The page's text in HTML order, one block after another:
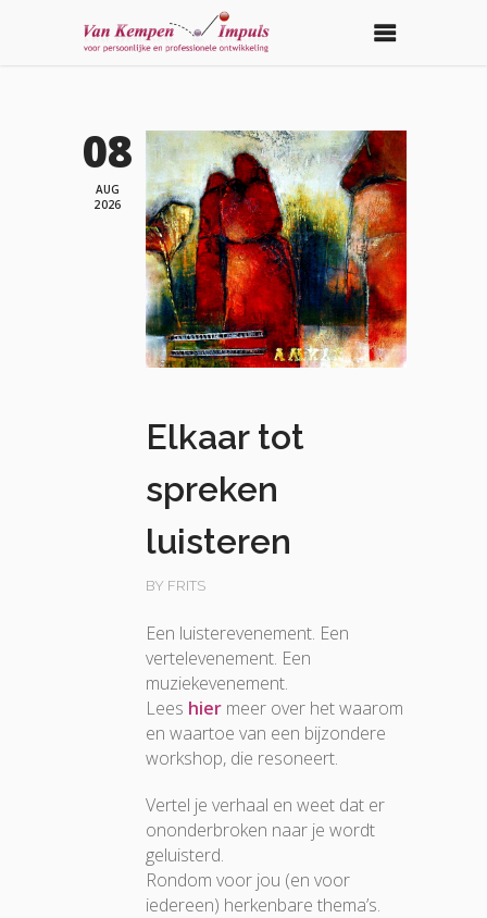
08
AUG
2026
Elkaar tot
spreken
luisteren
BY FRITS
Een luisterevenement. Een
vertelevenement. Een
muziekevenement.
Lees hier meer over het waarom
en waartoe van een bijzondere
workshop, die resoneert.
Vertel je verhaal en weet dat er
ononderbroken naar je wordt
geluisterd.
Rondom voor jou (en voor
iedereen) herkenbare thema’s.